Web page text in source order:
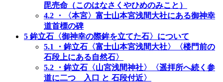
毘売命（このはなさくやひめのみこと）
4.2 ・〈本宮〉富士山本宮浅間大社にある御神幸
道首標の碑
5 鉾立石〈御神幸の際鉾を立てた石〉について
5.1
・鉾立石〈富士山本宮浅間大社〉〈楼門前の
石段上にある自然石〉
5.2 ・鉾立石〈山宮浅間神社〉〈遥拝所へ続く参
道に二つ 入口 と 石段付近〉